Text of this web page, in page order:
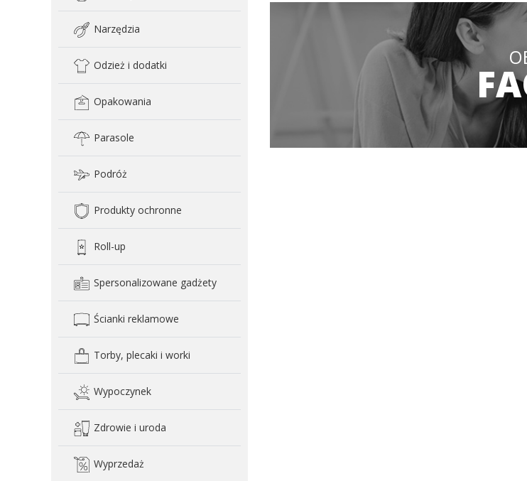
Narzędzia
Odzież i dodatki
Opakowania
Parasole
Podróż
Produkty ochronne
Roll-up
Spersonalizowane gadżety
Ścianki reklamowe
Torby, plecaki i worki
Wypoczynek
Zdrowie i uroda
Wyprzedaż